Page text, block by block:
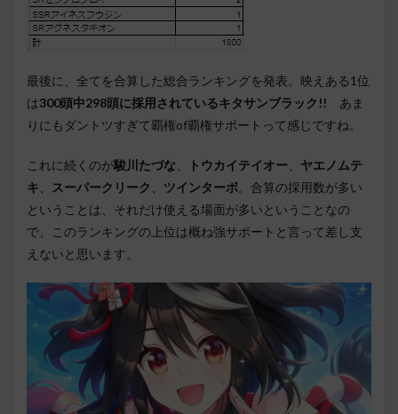
最後に、全てを合算した総合ランキングを発表。映えある1位
は300頭中298頭に採用されているキタサンブラック!! あま
りにもダントツすぎて覇権of覇権サポートって感じですね。
これに続くのが駿川たづな トウカイテイオー
ヤエノムテ
キ
スーパークリーク ツインターボ。合算の採用数が多い
ということは、それだけ使える場面が多いということなの
で、このランキングの上位は概ね強サポートと言って差し支
えないと思います。